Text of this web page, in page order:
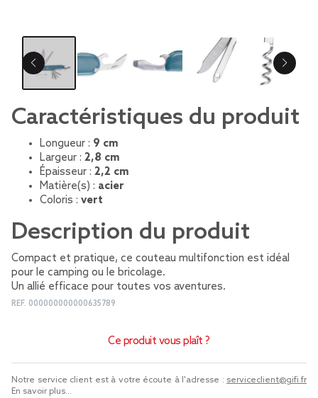
Caractéristiques du produit
Longueur : 9 cm
Largeur : 2,8 cm
Épaisseur : 2,2 cm
Matière(s) : acier
Coloris : vert
Description du produit
Compact et pratique, ce couteau multifonction est idéal
pour le camping ou le bricolage.
Un allié efficace pour toutes vos aventures.
REF. 000000000000635789
Ce produit vous plaît ?
Notre service client est à votre écoute à l'adresse : serviceclient@gifi.fr
En savoir plus...